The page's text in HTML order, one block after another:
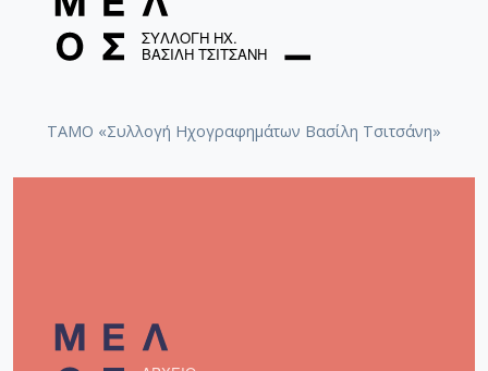
ΤΑΜΟ «Συλλογή Ηχογραφημάτων Βασίλη Τσιτσάνη»